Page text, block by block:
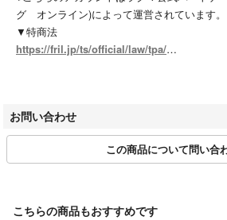
グ オンライン)によって運営されています。
▼特商法
https://fril.jp/ts/official/law/tpa/
T7010001074003
/ RAGTAGニュウマン高輪店 / RAGTAGルミ
お問い合わせ
この商品について問い合
こちらの商品もおすすめです